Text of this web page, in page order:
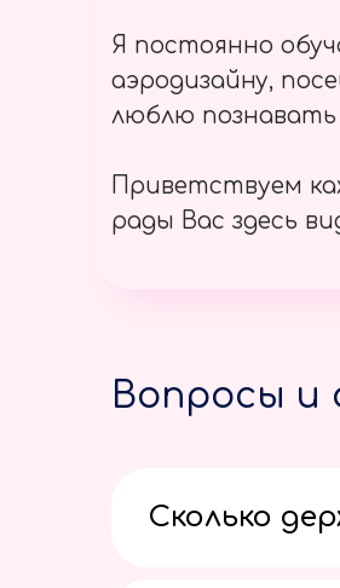
Я постоянно
аэродизайну,
люблю познавать
Приветствуем
рады Вас здесь
Вопросы
Сколько